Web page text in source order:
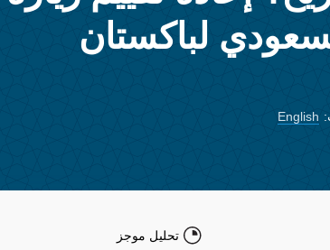
لباكستان
English
تحليل موجز